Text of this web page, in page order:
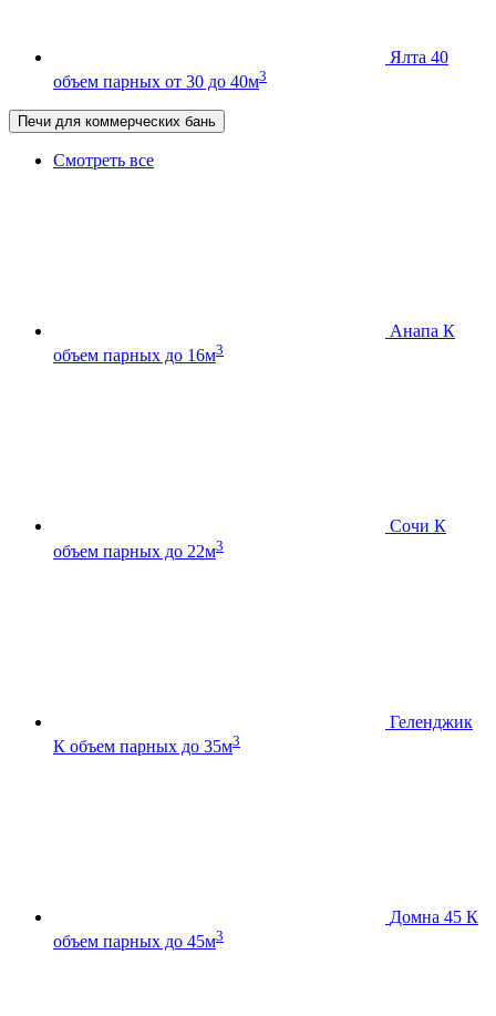
Ялта 40
объем парных от 30 до 40м3
Печи для коммерческих бань
Смотреть все
Анапа К
объем парных до 16м3
Сочи К
объем парных до 22м3
Геленджик
К объем парных до 35м3
Домна 45 К
объем парных до 45м3